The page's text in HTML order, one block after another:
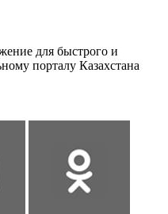
для быстрого и
порталу Казахстана